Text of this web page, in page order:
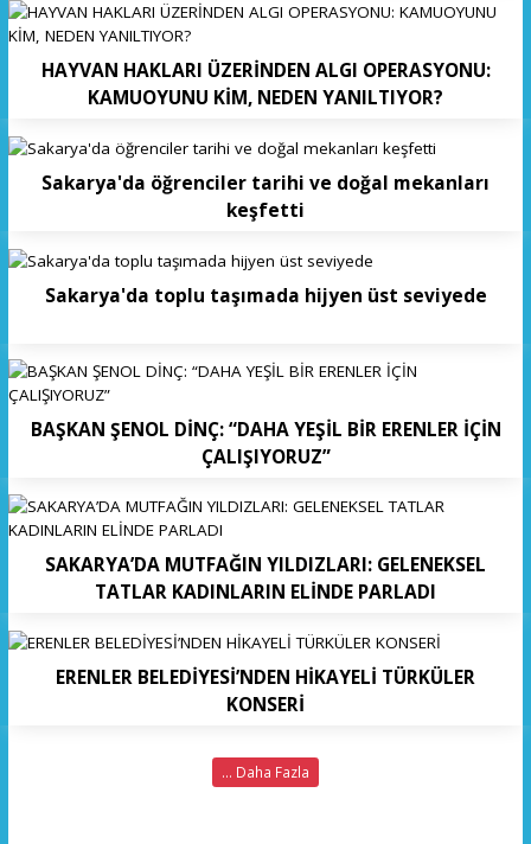
HAYVAN HAKLARI ÜZERİNDEN ALGI OPERASYONU:
KAMUOYUNU KİM, NEDEN YANILTIYOR?
Sakarya'da öğrenciler tarihi ve doğal mekanları
keşfetti
Sakarya'da toplu taşımada hijyen üst seviyede
BAŞKAN ŞENOL DİNÇ: “DAHA YEŞİL BİR ERENLER İÇİN
ÇALIŞIYORUZ”
SAKARYA’DA MUTFAĞIN YILDIZLARI: GELENEKSEL
TATLAR KADINLARIN ELİNDE PARLADI
ERENLER BELEDİYESİ’NDEN HİKAYELİ TÜRKÜLER
KONSERİ
... Daha Fazla